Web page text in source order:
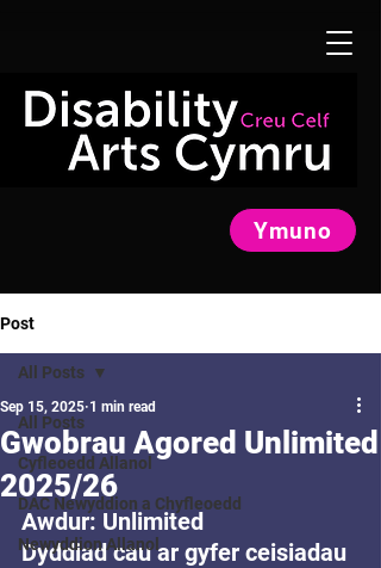
Ymuno
Post
All Posts
Cyfleoedd Allanol
DAC Newyddion a Chyfleoedd
Newyddion Allanol
All Posts
Gwobrau Agored Unlimited
2025/26
Sep 15, 2025 1 min read
Awdur: Unlimited
Dyddiad cau ar gyfer ceisiadau